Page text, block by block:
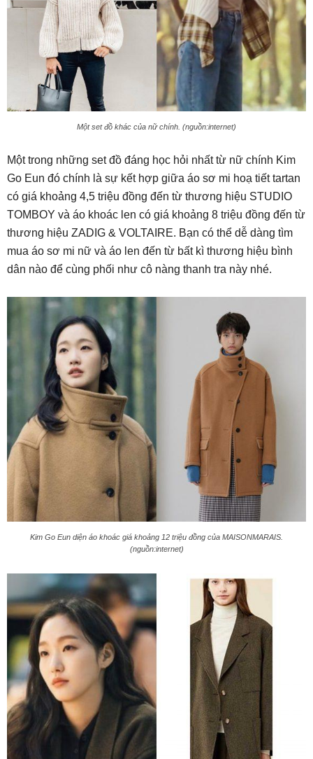
Một set đồ khác của nữ chính. (nguồn:internet)
Một trong những set đồ đáng học hỏi nhất từ nữ chính Kim
Go Eun đó chính là sự kết hợp giữa áo sơ mi hoạ tiết tartan
có giá khoảng 4,5 triệu đồng đến từ thương hiệu STUDIO
TOMBOY và áo khoác len có giá khoảng 8 triệu đồng đến từ
thương hiệu ZADIG & VOLTAIRE. Bạn có thể dễ dàng tìm
mua áo sơ mi nữ và áo len đến từ bất kì thương hiệu bình
dân nào để cùng phối như cô nàng thanh tra này nhé.
Kim Go Eun diện áo khoác giá khoảng 12 triệu đồng của MAISONMARAIS.
(nguồn:internet)